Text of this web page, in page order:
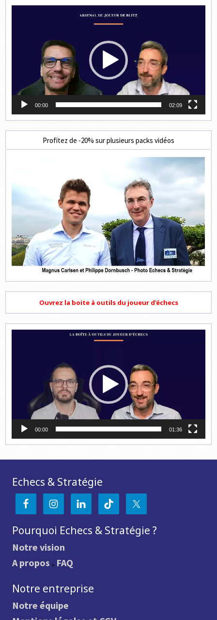
00:00 02:09
Profitez de -20% sur plusieurs packs vidéos
Ouvrez la boite à outils du joueur d'échecs
00:00 01:36
Echecs & Stratégie
Pourquoi Echecs & Stratégie ?
Notre vision
A propos . FAQ
Notre entreprise
Notre équipe